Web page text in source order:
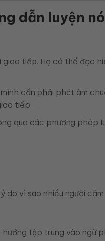
dẫn luyện
tiếp. Họ có thể
cần phải phát âm
tiếp.
qua các phương
vì sao nhiều người
tập trung vào